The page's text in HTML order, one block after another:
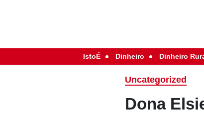
IstoÉ Dinheiro Dinheiro
Uncategorized
Dona